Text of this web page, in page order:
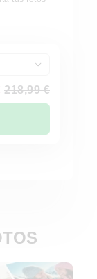
218,99 €